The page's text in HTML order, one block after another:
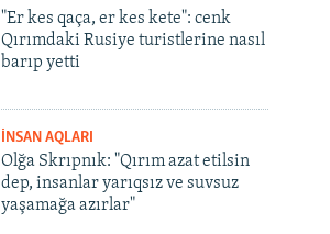
"Er kes qaça, er kes kete": cenk
Qırımdaki Rusiye turistlerine nasıl
barıp yetti
İNSAN AQLARI
Olğa Skrıpnık: "Qırım azat etilsin
dep, insanlar yarıqsız ve suvsuz
yaşamağa azırlar"